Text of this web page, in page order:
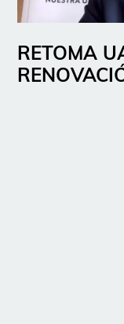
RETOMA